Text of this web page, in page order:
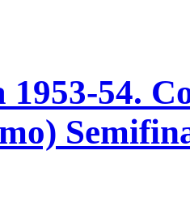
1953-54.